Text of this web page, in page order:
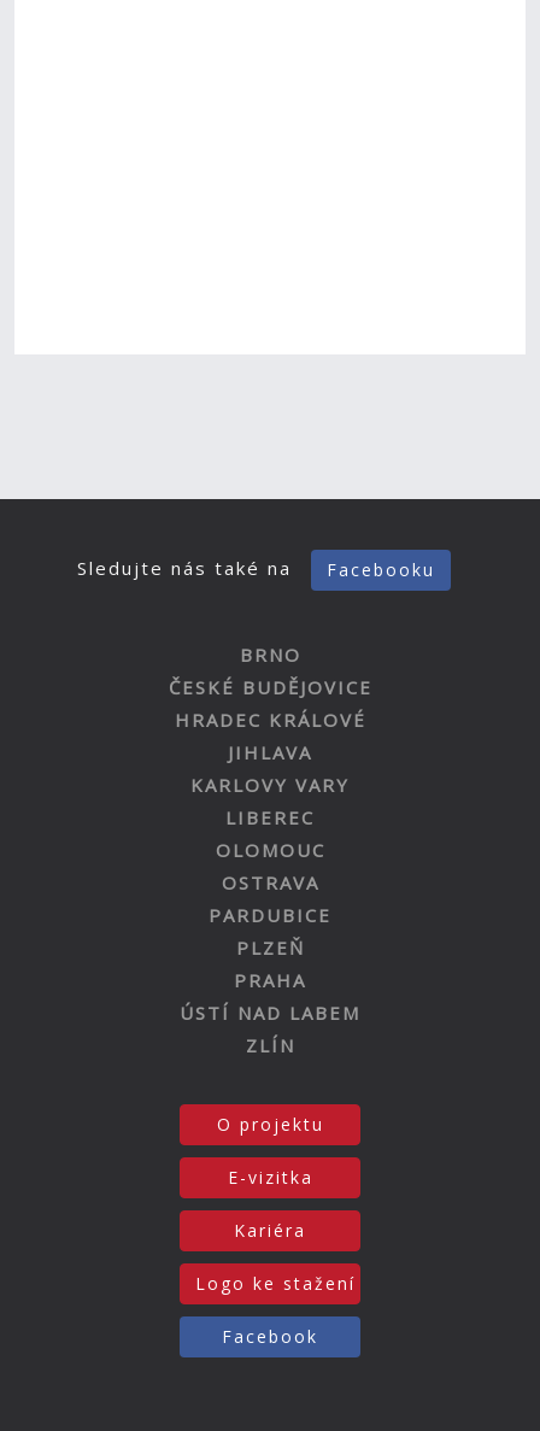
Sledujte nás také na Facebooku
BRNO
ČESKÉ BUDĚJOVICE
HRADEC KRÁLOVÉ
JIHLAVA
KARLOVY VARY
LIBEREC
OLOMOUC
OSTRAVA
PARDUBICE
PLZEŇ
PRAHA
ÚSTÍ NAD LABEM
ZLÍN
O projektu
E-vizitka
Kariéra
Logo ke stažení
Facebook